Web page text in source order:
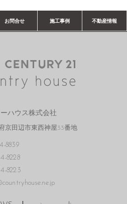
お問合せ 施工事例 不動産情報
ハウス株式会社
京田辺市東西神屋33番地
8839
8228
8223